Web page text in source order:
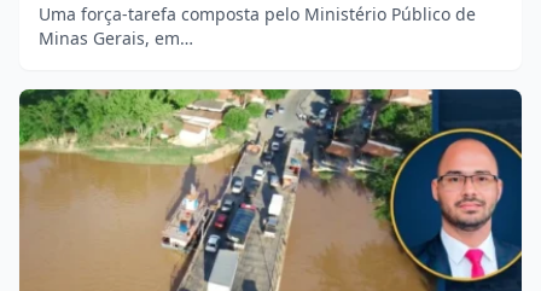
Uma força-tarefa composta pelo Ministério Público de
Minas Gerais, em…